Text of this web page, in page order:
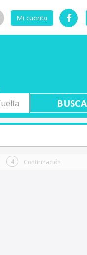
Mi cuenta
Confirmación